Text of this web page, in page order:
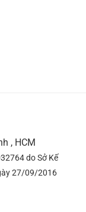
, HCM
do Sở Kế
27/09/2016